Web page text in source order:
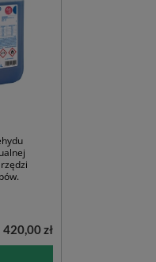
420,00 zł